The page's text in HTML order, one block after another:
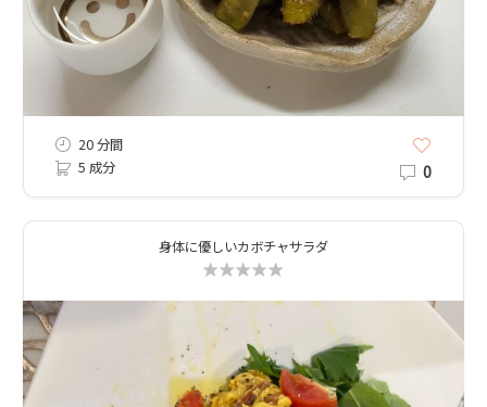
20 分間
5 成分
0
身体に優しいカボチャサラダ